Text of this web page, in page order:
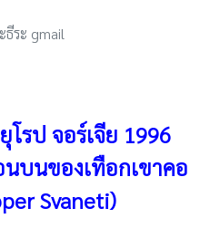
ระ gmail
โรป จอร์เจีย 1996
บนของเทือกเขาคอ
Svaneti)